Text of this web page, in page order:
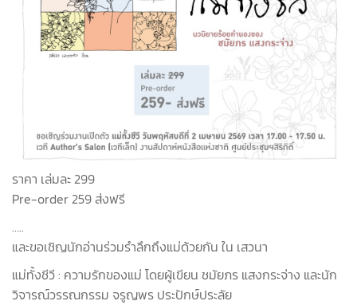
ราคา เล่มละ 299
Pre-order 259 ส่งฟรี
…..
และขอเชิญนักอ่านร่วมรำลึกถึงแม่ด้วยกัน ใน เสวนา
แม่ทั้งชีวี : ความรักของแม่ โดยผู้เขียน ชมัยภร แสงกระจ่าง และนัก
วิจารณ์วรรณกรรม จรูญพร ประปักษ์ประลัย